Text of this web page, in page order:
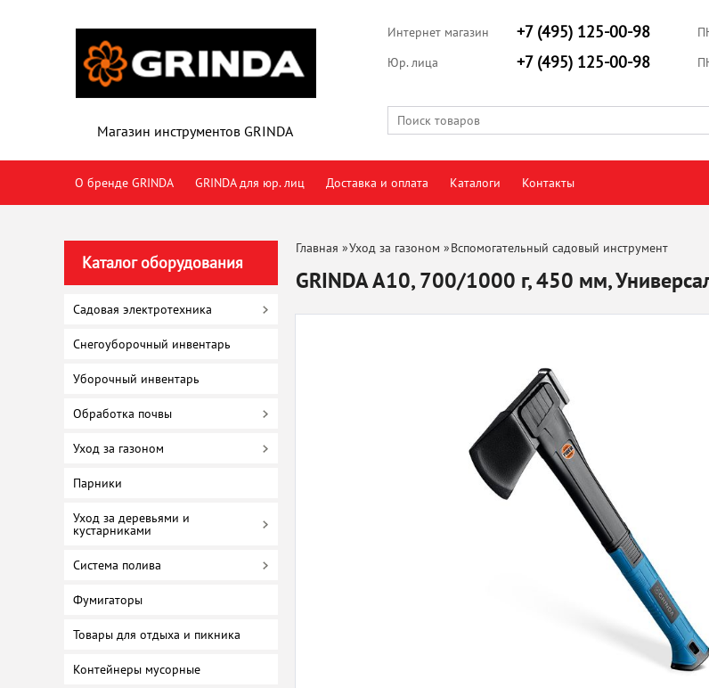
Магазин инструментов GRINDA
Интернет магазин +7 (495) 125-00-98
Юр. лица
+7 (495) 125-00-98
О бренде GRINDA GRINDA для юр. лиц Доставка и оплата Каталоги Контакты
Каталог оборудования
Садовая электротехника
Снегоуборочный инвентарь
Уборочный инвентарь
Обработка почвы
Уход за газоном
Парники
Уход за деревьями и
кустарниками
Система полива
Фумигаторы
Товары для отдыха и пикника
Контейнеры мусорные
Главная »Уход за газоном »Вспомогательный садовый инструмент
GRINDA A10, 700/1000 г, 450 мм,